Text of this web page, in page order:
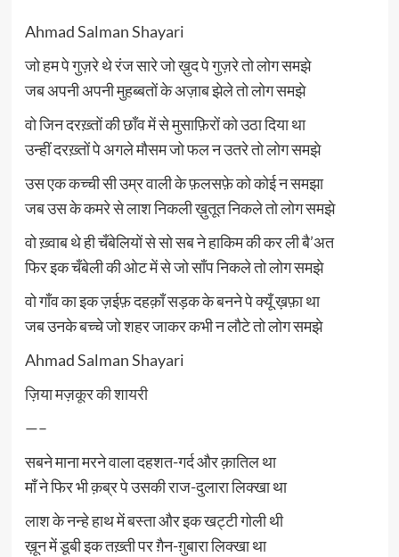
Ahmad Salman Shayari
जो हम पे गुज़रे थे रंज सारे जो ख़ुद पे गुज़रे तो लोग समझे
जब अपनी अपनी मुहब्बतों के अज़ाब झेले तो लोग समझे
वो जिन दरख़्तों की छाँव में से मुसाफ़िरों को उठा दिया था
उन्हीं दरख़्तों पे अगले मौसम जो फल न उतरे तो लोग समझे
उस एक कच्ची सी उम्र वाली के फ़लसफ़े को कोई न समझा
जब उस के कमरे से लाश निकली ख़ुतूत निकले तो लोग समझे
वो ख़्वाब थे ही चँबेलियों से सो सब ने हाकिम की कर ली बै’अत
फिर इक चँबेली की ओट में से जो साँप निकले तो लोग समझे
वो गाँव का इक ज़ईफ़ दहक़ाँ सड़क के बनने पे क्यूँ ख़फ़ा था
जब उनके बच्चे जो शहर जाकर कभी न लौटे तो लोग समझे
Ahmad Salman Shayari
ज़िया मज़कूर की शायरी
—–
सबने माना मरने वाला दहशत-गर्द और क़ातिल था
माँ ने फिर भी क़ब्र पे उसकी राज-दुलारा लिक्खा था
लाश के नन्हे हाथ में बस्ता और इक खट्टी गोली थी
ख़ून में डूबी इक तख़्ती पर ग़ैन-ग़ुबारा लिक्खा था